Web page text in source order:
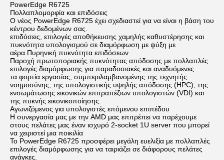
PowerEdge R6725
Πολλαπλομορφία και επιδόσεις
Ο νέος PowerEdge R6725 έχει σχεδιαστεί για να είναι η βάση του
κέντρου δεδομένων σας.
επιδόσεις, επιλογές αποθήκευσης χαμηλής καθυστέρησης και
πυκνότητα υπολογισμού σε διαμόρφωση με ψύξη με
αέρα. Πυρηνική πυκνότητα επιδόσεων
Παροχή πρωτοποριακής πυκνότητας απόδοσης με πολλαπλές
επιλογές διαμόρφωσης για παραδοσιακές και αναδυόμενες
τα φορτία εργασίας, συμπεριλαμβανομένης της τεχνητής
νοημοσύνης, της υπολογιστικής υψηλής απόδοσης (HPC), της
ενσωμάτωσης εικονικών επιτραπέζιων υπολογιστών (VDI) και
της πυκνής εικονικοποίησης.
Αγωνιζόμενος για υπολογιστές επόμενου επιπέδου
Η συνεργασία μας με την AMD μας επιτρέπει να παρέχουμε
στους πελάτες μας έναν ισχυρό 2-socket 1U server που μπορεί
να χειριστεί μια ποικιλία
Το PowerEdge R6725 προσφέρει μεγάλη ευελιξία με πολλαπλές
επιλογές διαμόρφωσης για να ταιριάζει σε διάφορους πελάτες
ανάγκες.